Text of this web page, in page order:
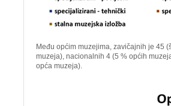
Među općim muzejima, zavičajnih je 45
muzeja), nacionalnih 4 (5 % općih
opća muzeja).